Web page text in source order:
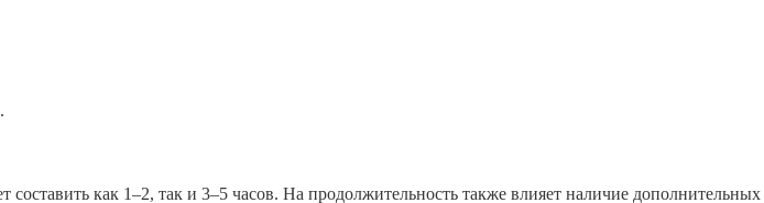
как 1–2, так и 3–5 часов. На продолжительность также влияет наличие дополнительных